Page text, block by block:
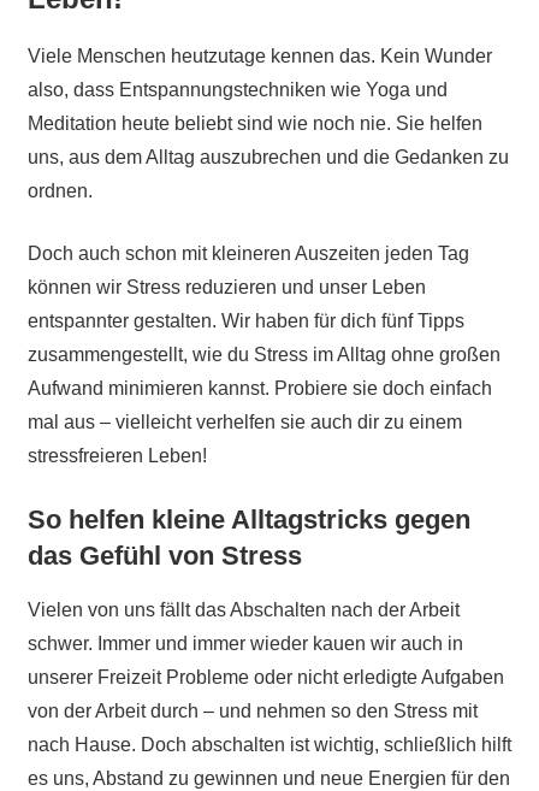
Viele Menschen heutzutage kennen das. Kein Wunder
also, dass Entspannungstechniken wie Yoga und
Meditation heute beliebt sind wie noch nie. Sie helfen
uns, aus dem Alltag auszubrechen und die Gedanken zu
ordnen.
Doch auch schon mit kleineren Auszeiten jeden Tag
können wir Stress reduzieren und unser Leben
entspannter gestalten. Wir haben für dich fünf Tipps
zusammengestellt, wie du Stress im Alltag ohne großen
Aufwand minimieren kannst. Probiere sie doch einfach
mal aus – vielleicht verhelfen sie auch dir zu einem
stressfreieren Leben!
So helfen kleine Alltagstricks gegen
das Gefühl von Stress
Vielen von uns fällt das Abschalten nach der Arbeit
schwer. Immer und immer wieder kauen wir auch in
unserer Freizeit Probleme oder nicht erledigte Aufgaben
von der Arbeit durch – und nehmen so den Stress mit
nach Hause. Doch abschalten ist wichtig, schließlich hilft
es uns, Abstand zu gewinnen und neue Energien für den